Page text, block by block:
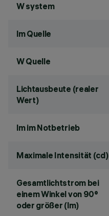
W system
lm Quelle
W Quelle
Lichtausbeute (realer
Wert)
lm im Notbetrieb
Maximale Intensität (cd)
Gesamtlichtstrom bei
einem Winkel von 90°
oder größer (lm)